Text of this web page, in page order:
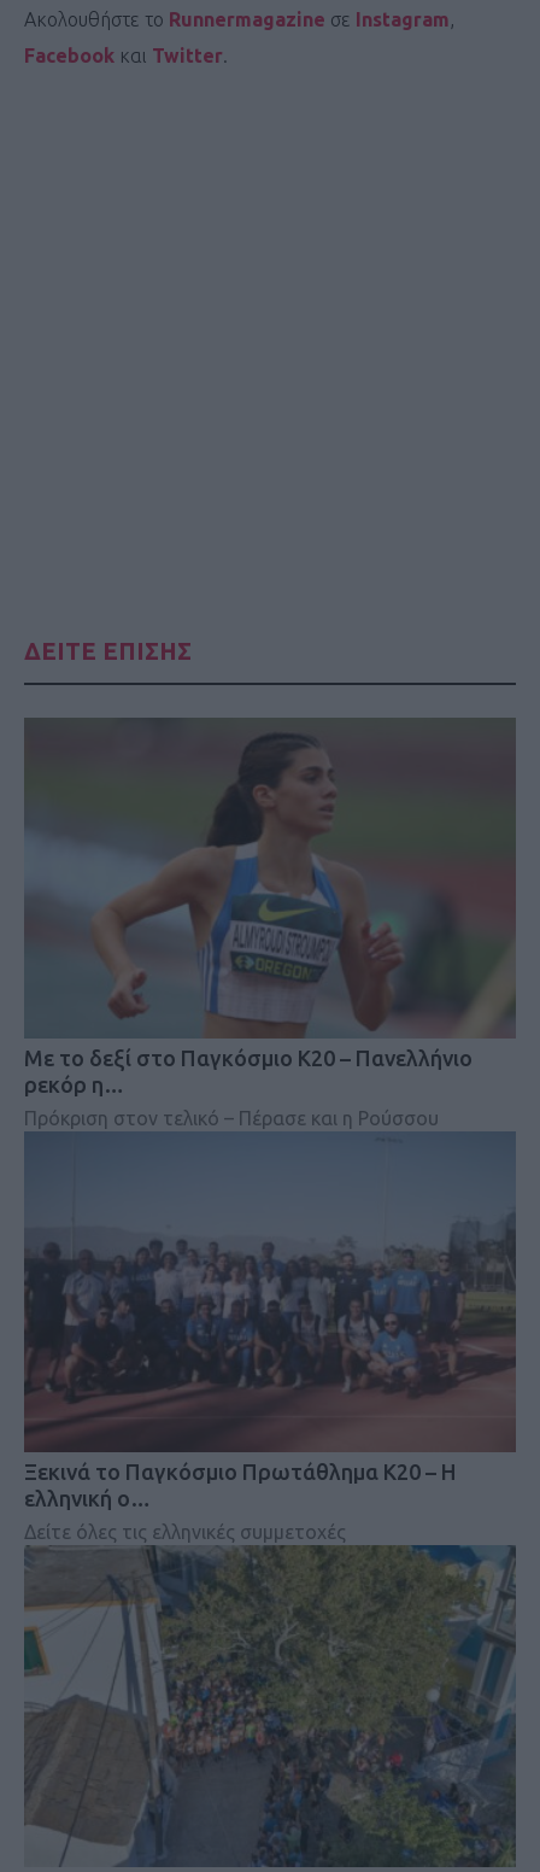
Ακολουθήστε το Runnermagazine σε Instagram,
Facebook και Twitter.
ΔΕΙΤΕ ΕΠΙΣΗΣ
Mε το δεξί στο Παγκόσμιο Κ20 – Πανελλήνιο
ρεκόρ η…
Πρόκριση στον τελικό – Πέρασε και η Ρούσσου
Ξεκινά το Παγκόσμιο Πρωτάθλημα Κ20 – Η
ελληνική ο…
Δείτε όλες τις ελληνικές συμμετοχές